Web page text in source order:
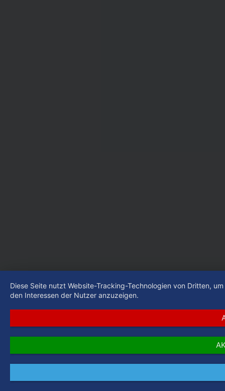
Diese Seite nutzt Website-Tracking-Technologien von Dritten,
den Interessen der Nutzer anzuzeigen.